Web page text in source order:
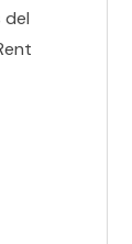
del